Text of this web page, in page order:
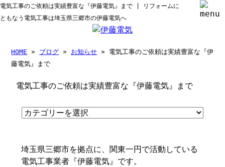
電気工事のご依頼は実績豊富な『伊藤電気』まで | リフォームに
ともなう電気工事は埼玉県三郷市の伊藤電気へ
HOME » ブログ » お知らせ » 電気工事のご依頼は実績豊富な『伊
藤電気』まで
電気工事のご依頼は実績豊富な『伊藤電気』まで
埼玉県三郷市を拠点に、関東一円で活動している
電気工事業者『伊藤電気』です。